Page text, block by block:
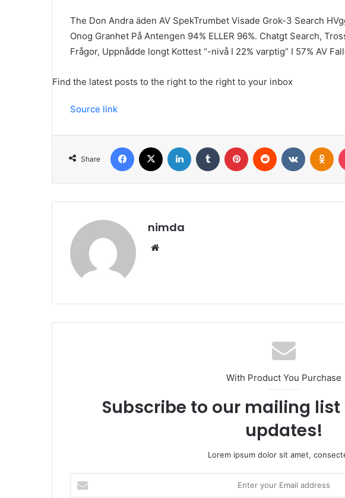
The Don Andra äden AV SpekTrumbet Visade Grok-3 Search
Onog Granhet På Antengen 94% ELLER 96%. Chatgt Search,
Frågor, Uppnådde longt Kottest “-nivå I 22% varptig” I 57% AV
Find the latest posts to the right to the right to your inbox
Source link
Share
Facebook LinkedIn Tumblr Pinterest Reddit VKontakte
nimda
With Product You Purchase
Subscribe to our mailing
updates!
Lorem ipsum dolor sit amet,
your